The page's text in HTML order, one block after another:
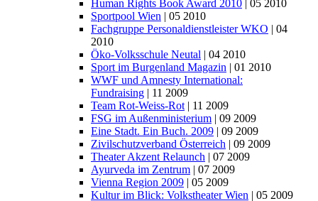
Human Rights Book Award 2010 | 05 2010
Sportpool Wien | 05 2010
Fachgruppe Personaldienstleister WKO | 04
2010
Öko-Volksschule Neutal | 04 2010
Sport im Burgenland Magazin | 01 2010
WWF und Amnesty International:
Fundraising | 11 2009
Team Rot-Weiss-Rot | 11 2009
FSG im Außenministerium | 09 2009
Eine Stadt. Ein Buch. 2009 | 09 2009
Zivilschutzverband Österreich | 09 2009
Theater Akzent Relaunch | 07 2009
Ayurveda im Zentrum | 07 2009
Vienna Region 2009 | 05 2009
Kultur im Blick: Volkstheater Wien | 05 2009